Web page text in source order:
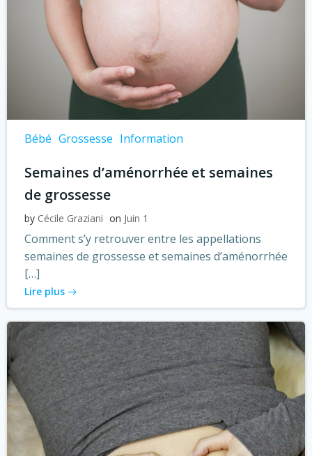
Bébé Grossesse Information
Semaines d’aménorrhée et semaines
de grossesse
by Cécile Graziani on Juin 1
Comment s’y retrouver entre les appellations
semaines de grossesse et semaines d’aménorrhée
[…]
Lire plus